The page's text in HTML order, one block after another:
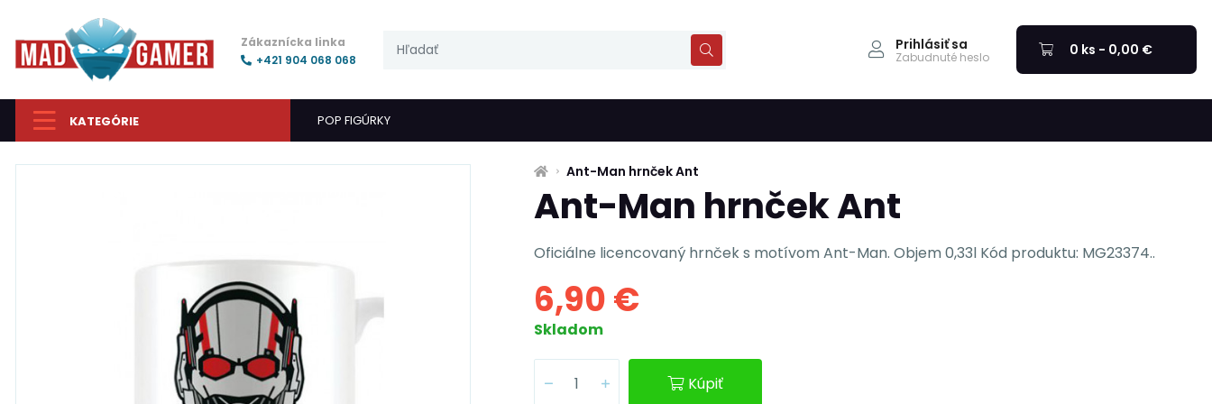
Zákaznícka linka
+421 904 068 068
Prihlásiť sa
Zabudnuté heslo 0 ks - 0,00 €
KATEGÓRIE POP FIGÚRKY
Ant-Man hrnček Ant
Ant-Man hrnček Ant
Oficiálne licencovaný hrnček s motívom Ant-Man. Objem 0,33l Kód produktu: MG23374..
6,90 €
Skladom
Kúpiť